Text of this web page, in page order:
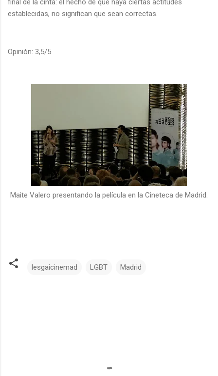
establecidas, no significan que sean correctas.
Opinión: 3,5/5
Maite Valero presentando la película en la Cineteca de Madrid.
lesgaicinemad LGBT Madrid